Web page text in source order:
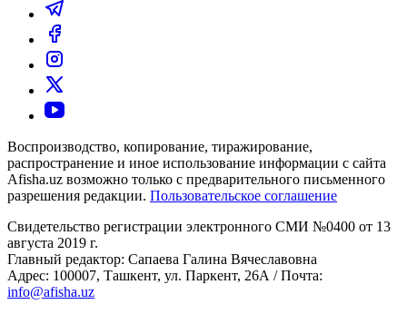
Воспроизводство, копирование, тиражирование,
распространение и иное использование информации с сайта
Afisha.uz возможно только с предварительного письменного
разрешения редакции. Пользовательское соглашение
Свидетельство регистрации электронного СМИ №0400 от 13
августа 2019 г.
Главный редактор: Сапаева Галина Вячеславовна
Адрес: 100007, Ташкент, ул. Паркент, 26А / Почта:
info@afisha.uz